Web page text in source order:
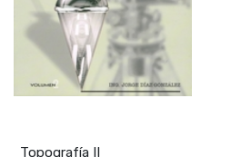
Topografía II